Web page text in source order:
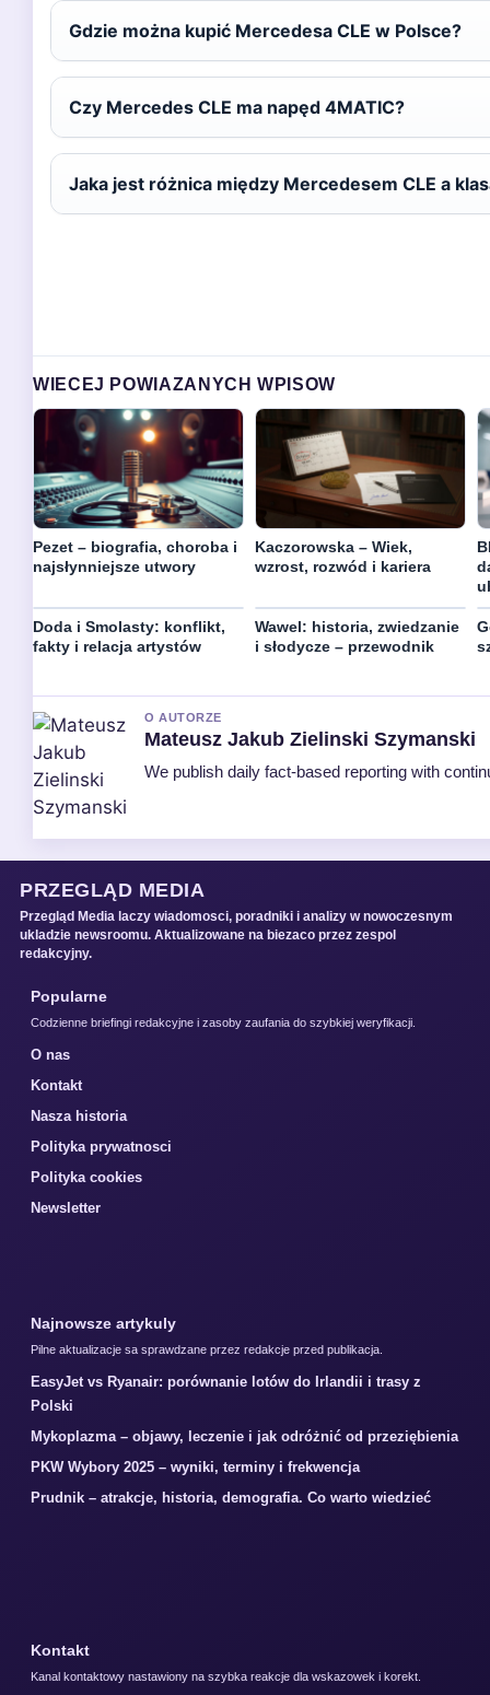
Gdzie można kupić Mercedesa CLE w Polsce?
Czy Mercedes CLE ma napęd 4MATIC?
Jaka jest różnica między Mercedesem CLE a
WIECEJ POWIAZANYCH WPISOW
Pezet – biografia, choroba i
najsłynniejsze utwory
Kaczorowska – Wiek,
wzrost, rozwód i kariera
Doda i Smolasty: konflikt,
fakty i relacja artystów
Wawel: historia, zwiedzanie
i słodycze – przewodnik
O AUTORZE
Mateusz Jakub Zielinski Szymanski
We publish daily fact-based reporting with
PRZEGLĄD MEDIA
Przegląd Media laczy wiadomosci, poradniki i analizy w nowoczesnym
ukladzie newsroomu. Aktualizowane na biezaco przez zespol
redakcyjny.
Popularne
Codzienne briefingi redakcyjne i zasoby zaufania do szybkiej weryfikacji.
O nas
Kontakt
Nasza historia
Polityka prywatnosci
Polityka cookies
Newsletter
Najnowsze artykuly
Pilne aktualizacje sa sprawdzane przez redakcje przed publikacja.
EasyJet vs Ryanair: porównanie lotów do Irlandii i trasy z
Polski
Mykoplazma – objawy, leczenie i jak odróżnić od przeziębienia
PKW Wybory 2025 – wyniki, terminy i frekwencja
Prudnik – atrakcje, historia, demografia. Co warto wiedzieć
Kontakt
Kanal kontaktowy nastawiony na szybka reakcje dla wskazowek i korekt.